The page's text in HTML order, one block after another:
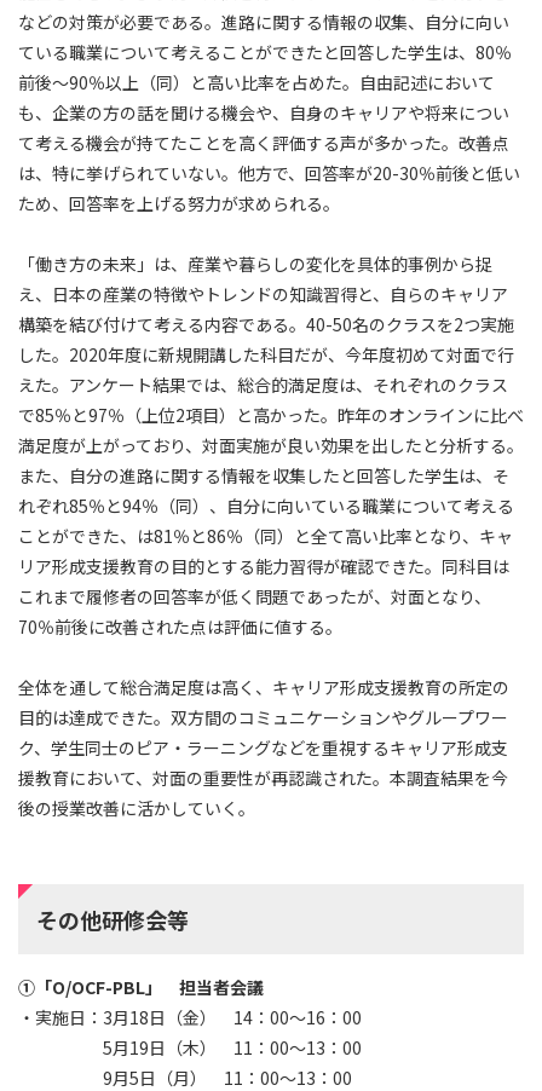
などの対策が必要である。進路に関する情報の収集、自分に向い
ている職業について考えることができたと回答した学生は、80％
前後～90％以上（同）と高い比率を占めた。自由記述において
も、企業の方の話を聞ける機会や、自身のキャリアや将来につい
て考える機会が持てたことを高く評価する声が多かった。改善点
は、特に挙げられていない。他方で、回答率が20-30％前後と低い
ため、回答率を上げる努力が求められる。
「働き方の未来」は、産業や暮らしの変化を具体的事例から捉
え、日本の産業の特徴やトレンドの知識習得と、自らのキャリア
構築を結び付けて考える内容である。40-50名のクラスを2つ実施
した。2020年度に新規開講した科目だが、今年度初めて対面で行
えた。アンケート結果では、総合的満足度は、それぞれのクラス
で85％と97％（上位2項目）と高かった。昨年のオンラインに比べ
満足度が上がっており、対面実施が良い効果を出したと分析する。
また、自分の進路に関する情報を収集したと回答した学生は、そ
れぞれ85％と94％（同）、自分に向いている職業について考える
ことができた、は81％と86％（同）と全て高い比率となり、キャ
リア形成支援教育の目的とする能力習得が確認できた。同科目は
これまで履修者の回答率が低く問題であったが、対面となり、
70％前後に改善された点は評価に値する。
全体を通して総合満足度は高く、キャリア形成支援教育の所定の
目的は達成できた。双方間のコミュニケーションやグループワー
ク、学生同士のピア・ラーニングなどを重視するキャリア形成支
援教育において、対面の重要性が再認識された。本調査結果を今
後の授業改善に活かしていく。
その他研修会等
①「O/OCF-PBL」 担当者会議
・実施日：3月18日（金） 14：00～16：00
5月19日（木） 11：00～13：00
9月5日（月） 11：00～13：00